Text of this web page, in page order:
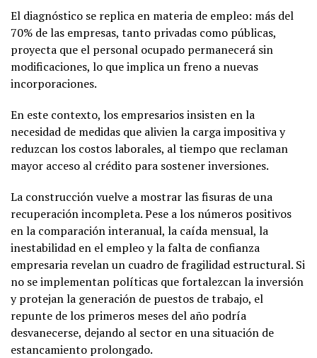
El diagnóstico se replica en materia de empleo: más del
70% de las empresas, tanto privadas como públicas,
proyecta que el personal ocupado permanecerá sin
modificaciones, lo que implica un freno a nuevas
incorporaciones.
En este contexto, los empresarios insisten en la
necesidad de medidas que alivien la carga impositiva y
reduzcan los costos laborales, al tiempo que reclaman
mayor acceso al crédito para sostener inversiones.
La construcción vuelve a mostrar las fisuras de una
recuperación incompleta. Pese a los números positivos
en la comparación interanual, la caída mensual, la
inestabilidad en el empleo y la falta de confianza
empresaria revelan un cuadro de fragilidad estructural. Si
no se implementan políticas que fortalezcan la inversión
y protejan la generación de puestos de trabajo, el
repunte de los primeros meses del año podría
desvanecerse, dejando al sector en una situación de
estancamiento prolongado.